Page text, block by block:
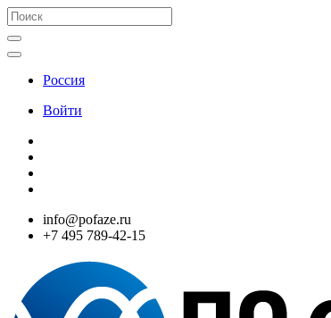
Россия
Войти
info@pofaze.ru
+7 495 789-42-15